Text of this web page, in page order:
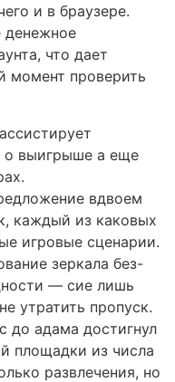
и в браузере.
денежное
что дает
момент проверить
о выигрыше а еще
вдвоем
каждый из каковых
игровые сценарии.
зеркала без-
— сие лишь
утратить пропуск.
до адама достигнул
площадки из числа
развлечения, но